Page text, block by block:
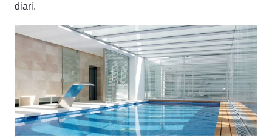
diari.